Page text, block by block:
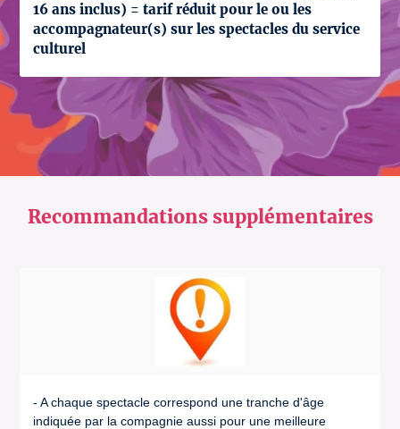
16 ans inclus) = tarif réduit pour le ou les
accompagnateur(s) sur les spectacles du service
culturel
Recommandations supplémentaires
- A chaque spectacle correspond une tranche d'âge
indiquée par la compagnie aussi pour une meilleure